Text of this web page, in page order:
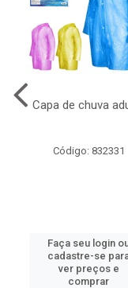
Capa de chuva
Código: 832331
Faça seu login
cadastre-se
ver preços e
comprar